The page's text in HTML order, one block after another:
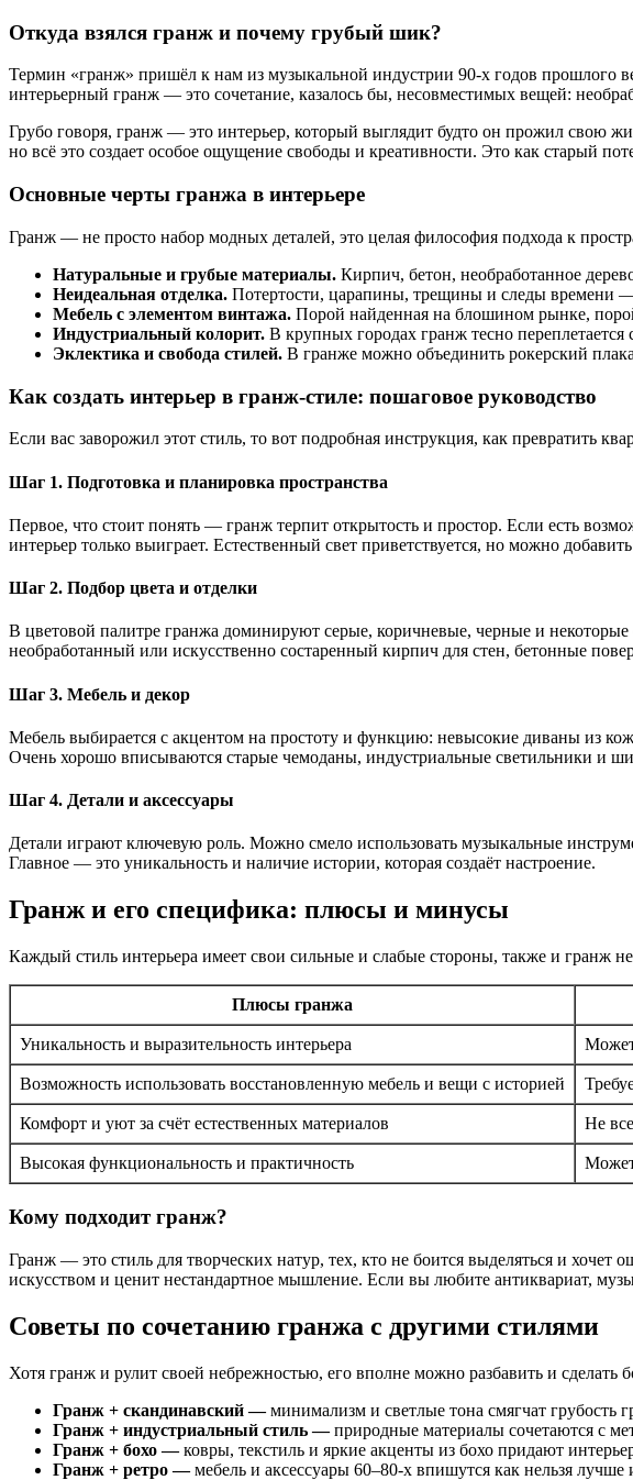
Откуда взялся гранж и почему грубый шик?
Термин «гранж» пришёл к нам из музыкальной индустрии 90-х годов прошлого
интерьерный гранж — это сочетание, казалось бы, несовместимых вещей:
Грубо говоря, гранж — это интерьер, который выглядит будто он прожил свою
но всё это создает особое ощущение свободы и креативности. Это как старый
Основные черты гранжа в интерьере
Гранж — не просто набор модных деталей, это целая философия подхода к
Натуральные и грубые материалы. Кирпич, бетон, необработанное
Неидеальная отделка. Потертости, царапины, трещины и следы времени —
Мебель с элементом винтажа. Порой найденная на блошином рынке,
Индустриальный колорит. В крупных городах гранж тесно
Эклектика и свобода стилей. В гранже можно объединить рокерский
Как создать интерьер в гранж-стиле: пошаговое руководство
Если вас заворожил этот стиль, то вот подробная инструкция, как превратить
Шаг 1. Подготовка и планировка пространства
Первое, что стоит понять — гранж терпит открытость и простор. Если есть
интерьер только выиграет. Естественный свет приветствуется, но можно
Шаг 2. Подбор цвета и отделки
В цветовой палитре гранжа доминируют серые, коричневые, черные и
необработанный или искусственно состаренный кирпич для стен, бетонные
Шаг 3. Мебель и декор
Мебель выбирается с акцентом на простоту и функцию: невысокие диваны из
Очень хорошо вписываются старые чемоданы, индустриальные светильники и
Шаг 4. Детали и аксессуары
Детали играют ключевую роль. Можно смело использовать музыкальные
Главное — это уникальность и наличие истории, которая создаёт настроение.
Гранж и его специфика: плюсы и минусы
Каждый стиль интерьера имеет свои сильные и слабые стороны, также и гранж
Плюсы гранжа
Уникальность и выразительность интерьера
Возможность использовать восстановленную мебель и вещи с историей
Комфорт и уют за счёт естественных материалов Не
Высокая функциональность и практичность Может
Кому подходит гранж?
Гранж — это стиль для творческих натур, тех, кто не боится выделяться и
искусством и ценит нестандартное мышление. Если вы любите антиквариат,
Советы по сочетанию гранжа с другими стилями
Хотя гранж и рулит своей небрежностью, его вполне можно разбавить и
Гранж + скандинавский —минимализм и светлые тона смягчат грубость
Гранж + индустриальный стиль —природные материалы сочетаются с
Гранж + бохо —ковры, текстиль и яркие акценты из бохо придают
Гранж + ретро —мебель и аксессуары 60–80-х впишутся как нельзя